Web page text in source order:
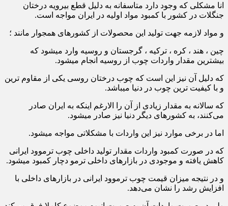
انا مشکلی که وجود دارد متاسفانه به دلیل قطع بیرویه درختان
جنگلات در کشور با کمبود مواد اولیه در ایران مواجه است.
و مواد لازمه جهت تولید این محصولات از کشورهای همجوار مانند ؛
چین ، هند ، کره ، ترکیه ، گرجستان و روسیه وارد میشود که
بیشترین مقدار واردات چوب از روسیه انجام میشود.
که دلیل آن نیز این است که چوب درختان روسی یکی از مقاوم ترین
و با کیفیت ترین چوب در دنیا میباشد.
که سالانه به مقدار زیادی از آن را الارغم اینکه به ایران صادر
می‌کنند، به کشورهای دیگر دنیا نیز صادر میشود.
اما در برخی موارد نیز این واردات با مشکلاتی مواجه میشود.
که در صورت کمبود واردات مقدار تولید داخلی چوب ترموود ایرانی
کاهش یافته و موجودی در بازارهای داخلی ترمو دچار کمبود میشود.
و در نتیجه میزان قیمت چوب ترموود ایرانی در بازارهای داخلی با
افزایش رشد را نشان می‌دهد.